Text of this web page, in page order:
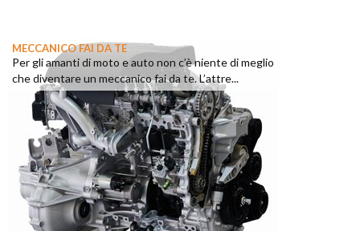
MECCANICO FAI DA TE
Per gli amanti di moto e auto non c’è niente di meglio
che diventare un meccanico fai da te. L’attre...